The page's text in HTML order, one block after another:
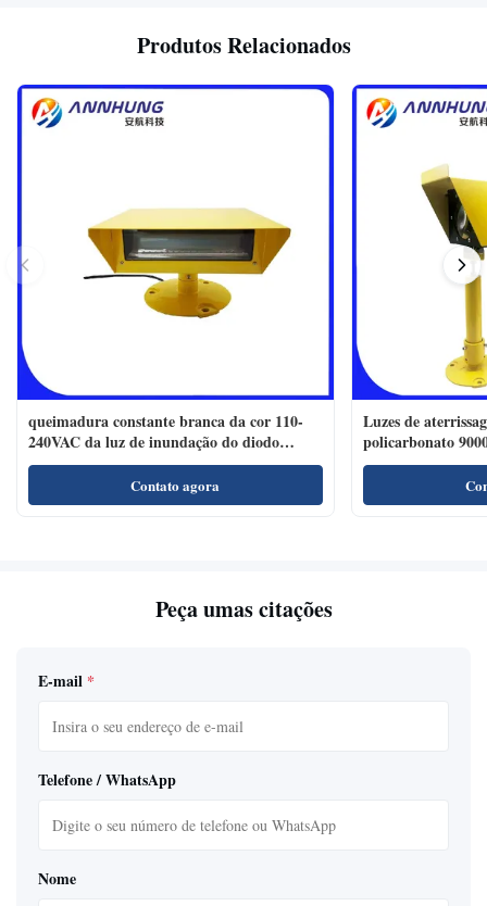
Produtos Relacionados
queimadura constante branca da cor 110-
240VAC da luz de inundação do diodo
emissor de luz do heliporto 120lm/W
Contato agora
Luzes de
policarbonato
Peça umas citações
E-mail *
Telefone / WhatsApp
Nome